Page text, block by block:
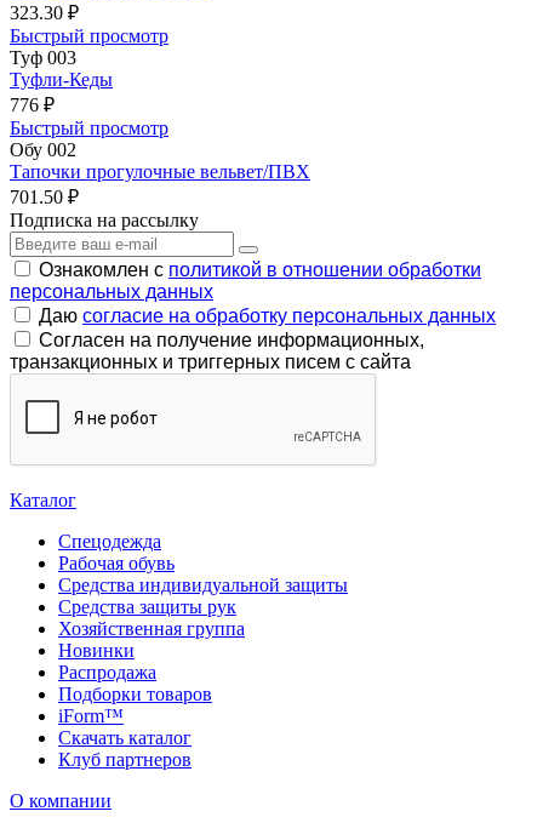
323.30 ₽
Быстрый просмотр
Туф 003
Туфли-Кеды
776 ₽
Быстрый просмотр
Обу 002
Тапочки прогулочные вельвет/ПВХ
701.50 ₽
Подписка на рассылку
Ознакомлен с политикой в отношении обработки
персональных данных
Даю согласие на обработку персональных данных
Согласен на получение информационных,
транзакционных и триггерных писем с сайта
Каталог
Спецодежда
Рабочая обувь
Средства индивидуальной защиты
Средства защиты рук
Хозяйственная группа
Новинки
Распродажа
Подборки товаров
iForm™
Скачать каталог
Клуб партнеров
О компании